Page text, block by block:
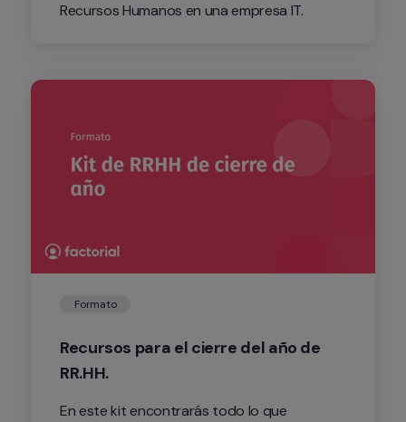
Recursos Humanos en una empresa IT.
Formato
Recursos para el cierre del año de
RR.HH.
En este kit encontrarás todo lo que